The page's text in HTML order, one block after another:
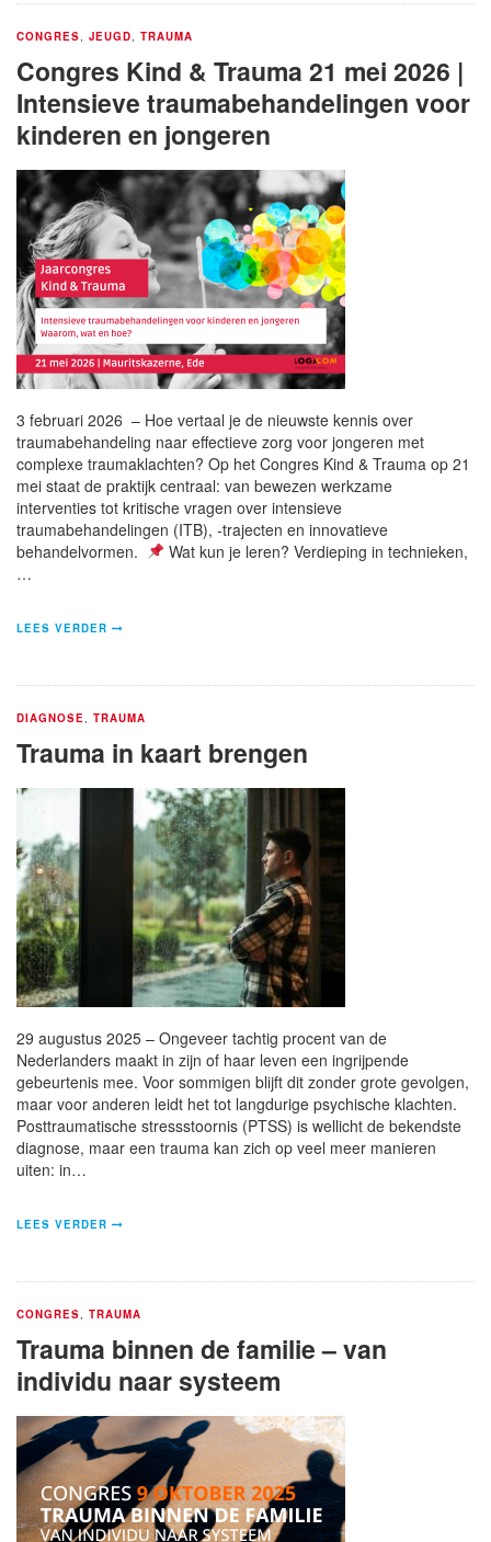
CONGRES JEUGD TRAUMA
Congres Kind & Trauma 21 mei 2026 |
Intensieve traumabehandelingen voor
kinderen en jongeren
3 februari 2026 – Hoe vertaal je de nieuwste kennis over
traumabehandeling naar effectieve zorg voor jongeren met
complexe traumaklachten? Op het Congres Kind & Trauma op 21
mei staat de praktijk centraal: van bewezen werkzame
interventies tot kritische vragen over intensieve
traumabehandelingen (ITB), -trajecten en innovatieve
behandelvormen.
Wat kun je leren? Verdieping in technieken,
…
LEES VERDER
DIAGNOSE TRAUMA
Trauma in kaart brengen
29 augustus 2025 – Ongeveer tachtig procent van de
Nederlanders maakt in zijn of haar leven een ingrijpende
gebeurtenis mee. Voor sommigen blijft dit zonder grote gevolgen,
maar voor anderen leidt het tot langdurige psychische klachten.
Posttraumatische stressstoornis (PTSS) is wellicht de bekendste
diagnose, maar een trauma kan zich op veel meer manieren
uiten: in…
LEES VERDER
CONGRES TRAUMA
Trauma binnen de familie – van
individu naar systeem